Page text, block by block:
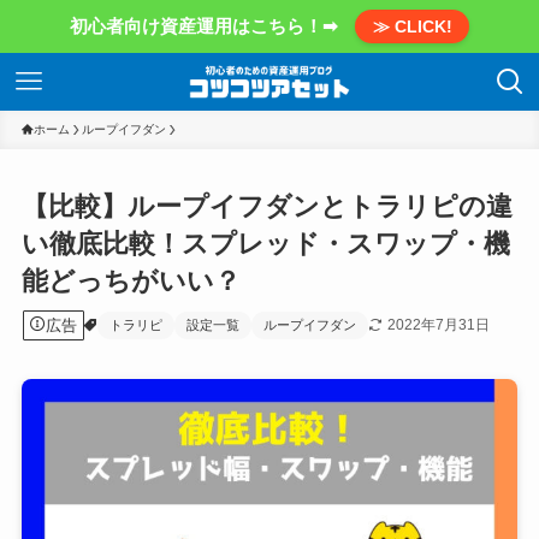
初心者向け資産運用はこちら！➡ ≫ CLICK!
ホーム ループイフダン
【比較】ループイフダンとトラリピの違
い徹底比較！スプレッド・スワップ・機
能どっちがいい？
広告 トラリピ 設定一覧 ループイフダン 2022年7月31日